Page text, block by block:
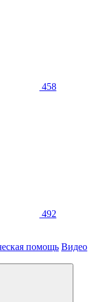
458
492
помощь Видео